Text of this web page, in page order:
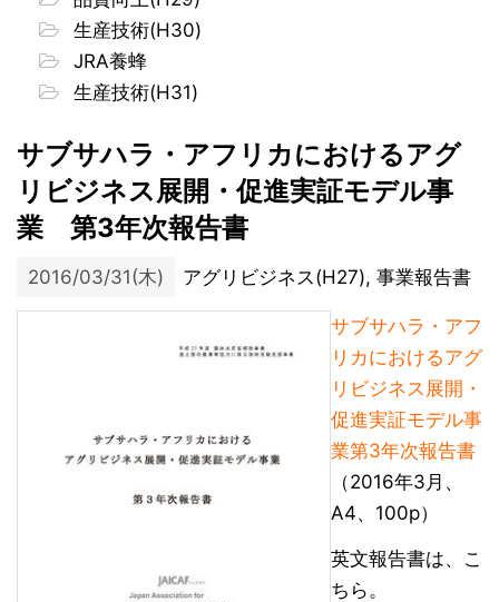
生産技術(H30)
JRA養蜂
生産技術(H31)
サブサハラ・アフリカにおけるアグ
リビジネス展開・促進実証モデル事
業 第3年次報告書
2016/03/31(木) アグリビジネス(H27), 事業報告書
サブサハラ・アフ
リカにおけるアグ
リビジネス展開・
促進実証モデル事
業第3年次報告書
（2016年3月、
A4、100p）
英文報告書は、こ
ちら。